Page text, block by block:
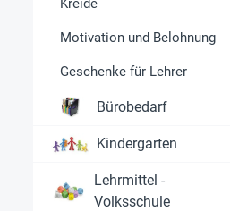
Kreide
Motivation und Belohnung
Geschenke für Lehrer
Bürobedarf
Kindergarten
Lehrmittel -
Volksschule